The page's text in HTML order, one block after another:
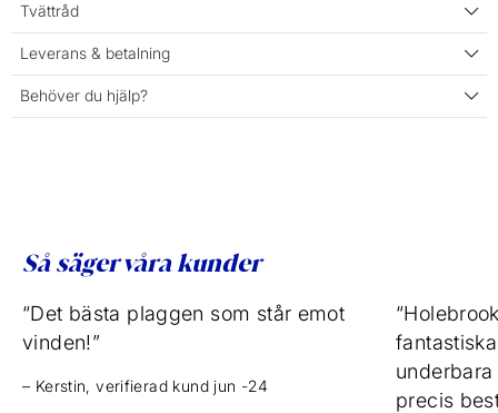
Tvättråd
Leverans & betalning
Behöver du hjälp?
Så säger våra kunder
“Det bästa plaggen som står emot
vinden!”
– Kerstin, verifierad kund jun -24
precis